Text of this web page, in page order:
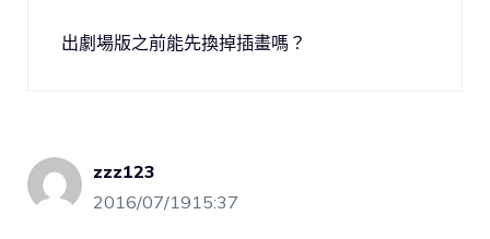
出劇場版之前能先換掉插畫嗎？
zzz123
2016/07/1915:37